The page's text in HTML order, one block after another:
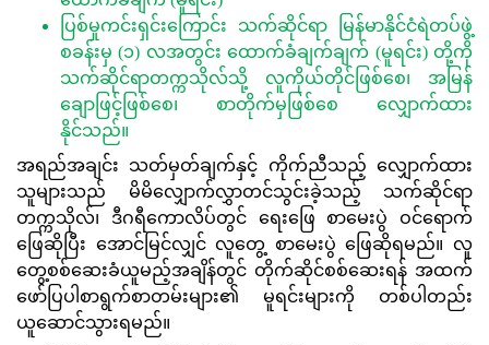
ပြစ်မှုကင်းရှင်းကြောင်း သက်ဆိုင်ရာ မြန်မာနိုင်ငံရဲတပ်ဖွဲ့
စခန်းမှ (၁) လအတွင်း ထောက်ခံချက်ချက် (မူရင်း) တို့ကို
သက်ဆိုင်ရာတက္ကသိုလ်သို့ လူကိုယ်တိုင်ဖြစ်စေ၊ အမြန်
ချောဖြင့်ဖြစ်စေ၊ စာတိုက်မှဖြစ်စေ လျှောက်ထား
နိုင်သည်။
အရည်အချင်း သတ်မှတ်ချက်နှင့် ကိုက်ညီသည့် လျှောက်ထား
သူများသည် မိမိလျှောက်လွှာတင်သွင်းခဲ့သည့် သက်ဆိုင်ရာ
တက္ကသိုလ်၊ ဒီဂရီကောလိပ်တွင် ရေးဖြေ စာမေးပွဲ ဝင်ရောက်
ဖြေဆိုပြီး အောင်မြင်လျှင် လူတွေ့ စာမေးပွဲ ဖြေဆိုရမည်။ လူ​
တွေ့စစ်ဆေးခံယူမည့်အချိန်တွင် တိုက်ဆိုင်စစ်ဆေးရန် အထက်
ဖော်ပြပါစာရွက်စာတမ်းများ၏ မူရင်းများကို တစ်ပါတည်း
ယူဆောင်သွားရမည်။